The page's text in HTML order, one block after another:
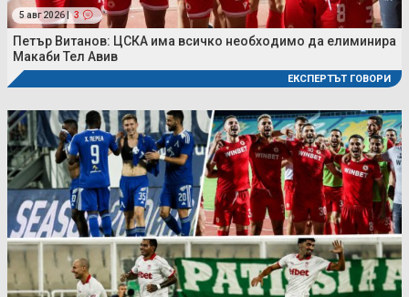
5 авг 2026 | 3
Петър Витанов: ЦСКА има всичко необходимо да елиминира
Макаби Тел Авив
ЕКСПЕРТЪТ ГОВОРИ